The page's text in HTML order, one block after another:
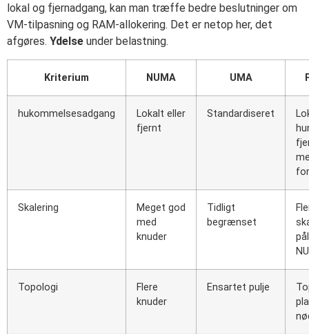
lokal og fjernadgang, kan man træffe bedre beslutninger om
VM-tilpasning og RAM-allokering. Det er netop her, det
afgøres. Ydelse under belastning.
Kriterium NUMA UMA
hukommelsesadgang
Lokalt eller
fjernt
Standardiseret
Skalering
Meget god
med
knuder
Tidligt
begrænset
Topologi
Flere
knuder
Ensartet pulje